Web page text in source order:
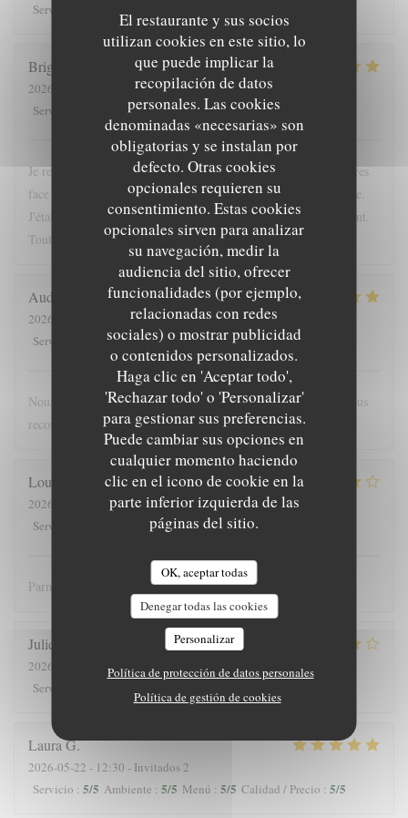
El restaurante y sus socios
utilizan cookies en este sitio, lo
que puede implicar la
recopilación de datos
personales. Las cookies
denominadas «necesarias» son
obligatorias y se instalan por
defecto. Otras cookies
opcionales requieren su
consentimiento. Estas cookies
opcionales sirven para analizar
su navegación, medir la
audiencia del sitio, ofrecer
funcionalidades (por ejemplo,
relacionadas con redes
sociales) o mostrar publicidad
o contenidos personalizados.
Haga clic en 'Aceptar todo',
'Rechazar todo' o 'Personalizar'
para gestionar sus preferencias.
Puede cambiar sus opciones en
cualquier momento haciendo
clic en el icono de cookie en la
parte inferior izquierda de las
páginas del sitio.
OK, aceptar todas
Denegar todas las cookies
Personalizar
Política de protección de datos personales
Política de gestión de cookies
Servicio
Brigitte
2026-04-24
- 12:15 - Invitados 2
Servicio
Ambiente:5/5 Menú:5 /5 Calidad / Precio
Je recommande cette adresse; très bien située, à l'ombre des arbres
face à l'entrée du chateau. La proposition du jour était excellente.
J'étais accompagnée d'une enfant; elle a été servie très rapidement.
Tout était bon. La crêpe dessert du jour originale
Audrey
2026-05-16
- 19:45 - Invitados 4
Servicio
Ambiente: 5 /5 Menú:5/5 Calidad / Precio
Nous nous sommes régalés, joli restaurant, bonne ambiance. Nous
recommandons !
Louis
2026-05-25
- 12:30 - Invitados 3
Servicio
Ambiente:5/5 Menú:5 /5 Calidad / Precio
Parmis les meilleures crèpes de Versailles!
Julieb
2026-05-24
- 19:00 - Invitados 2
Servicio
LauraG
2026-05-22 - 12:30 - Invitados 2
Servicio : 5/5 Ambiente : 5/5 Menú : 5/5 Calidad / Precio : 5/5